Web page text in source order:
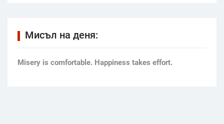
Мисъл на деня:
Мisery is comfortable. Happiness takes effort.